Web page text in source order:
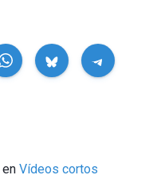
en Vídeos cortos